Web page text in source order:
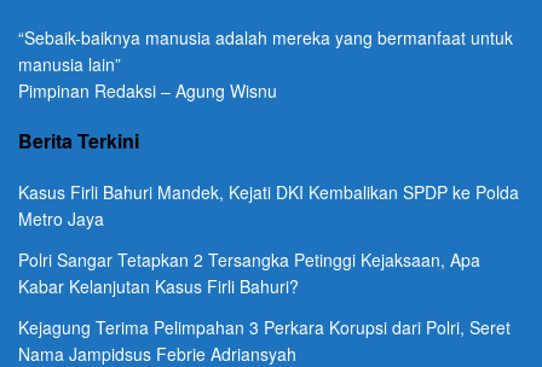
“Sebaik-baiknya manusia adalah mereka yang bermanfaat untuk
manusia lain”
Pimpinan Redaksi – Agung Wisnu
Berita Terkini
Kasus Firli Bahuri Mandek, Kejati DKI Kembalikan SPDP ke Polda
Metro Jaya
Polri Sangar Tetapkan 2 Tersangka Petinggi Kejaksaan, Apa
Kabar Kelanjutan Kasus Firli Bahuri?
Kejagung Terima Pelimpahan 3 Perkara Korupsi dari Polri, Seret
Nama Jampidsus Febrie Adriansyah